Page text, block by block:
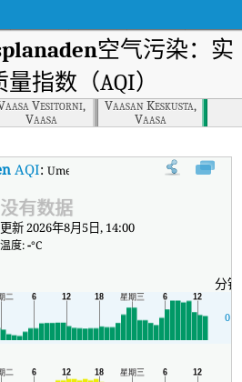
空气污染：实
指数（AQI）
Vesitorni,
Vaasa
Vaasan Keskusta,
Vaasa
AQI:Umeå Västra Esplanaden实时空气质
没有数据
更新 2026年8月5日, 14:00
温度:-°C
分钟
0